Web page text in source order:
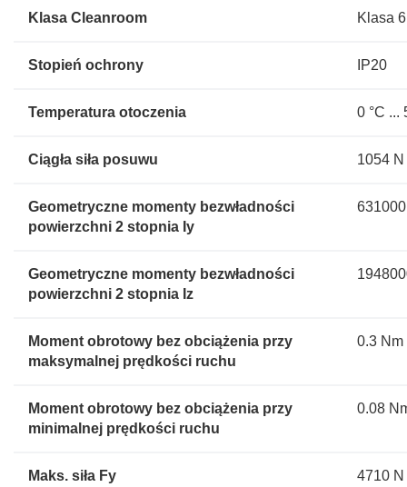
Klasa Cleanroom Klasa
Stopień ochrony IP20
Temperatura otoczenia 0 °C ...
Ciągła siła posuwu 1054 N
Geometryczne momenty bezwładności
powierzchni 2 stopnia Iy
Geometryczne momenty bezwładności
powierzchni 2 stopnia Iz
Moment obrotowy bez obciążenia przy
maksymalnej prędkości ruchu
0.3 Nm
Moment obrotowy bez obciążenia przy
minimalnej prędkości ruchu
0.08
Maks. siła Fy 4710 N